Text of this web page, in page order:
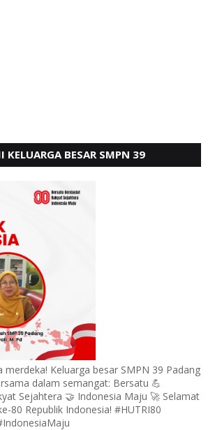
KELUARGA BESAR SMPN 39
merdeka! Keluarga besar SMPN 39 Padang
dalam semangat: Bersatu 💪
Sejahtera 🤝 Indonesia Maju 🚀 Selamat
80 Republik Indonesia! #HUTRI80